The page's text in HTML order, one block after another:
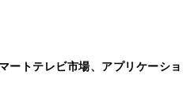
ートテレビ市場、アプリケーシ